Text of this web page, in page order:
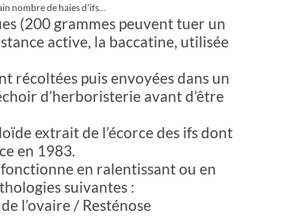
nombre de haies d’ifs…
(200 grammes peuvent tuer un
active, la baccatine, utilisée
récoltées puis envoyées dans un
d’herboristerie avant d’être
extrait de l’écorce des ifs dont
en 1983.
en ralentissant ou en
suivantes :
l’ovaire / Resténose